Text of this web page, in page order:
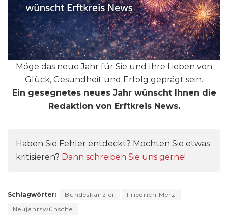
Möge das neue Jahr für Sie und Ihre Lieben von
Glück, Gesundheit und Erfolg geprägt sein.
Ein gesegnetes neues Jahr wünscht Ihnen die
Redaktion von Erftkreis News.
Haben Sie Fehler entdeckt? Möchten Sie etwas
kritisieren? Dann schreiben Sie uns gerne!
Schlagwörter: Bundeskanzler
Friedrich Merz
Neujahrswünsche